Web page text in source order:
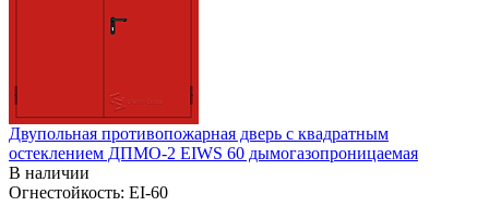
Двупольная противопожарная дверь с квадратным
остеклением ДПМО-2 EIWS 60 дымогазопроницаемая
В наличии
Огнестойкость: EI-60